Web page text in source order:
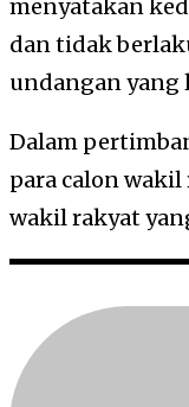
menyatakan
dan tidak
undangan yang
Dalam
para calon
wakil rakyat